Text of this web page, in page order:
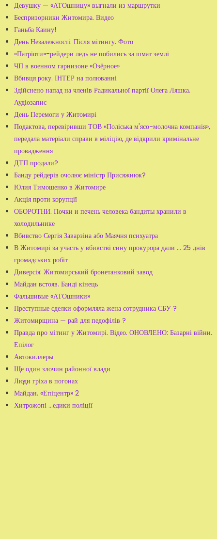
Девушку — «АТОшницу» выгнали из маршрутки
Беспризорники Житомира. Видео
Ганьба Каину!
День Незалежності. Після мітингу. Фото
«Патріоти»-рейдери ледь не побились за шмат землі
ЧП в военном гарнизоне «Озёрное»
Вбивця року. ІНТЕР на полюванні
Здійснено напад на членів Радикальної партії Олега Ляшка.
Аудіозапис
День Перемоги у Житомирі
Подактова, перевіривши ТОВ «Поліська м'ясо-молочна компанія»,
передала матеріали справи в міліцію, де відкрили кримінальне
провадження
ДТП продали?
Банду рейдерів очолює міністр Присяжнюк?
Юлия Тимошенко в Житомире
Акція проти корупції
ОБОРОТНИ. Почки и печень человека бандиты хранили в
холодильнике
Вбивство Сергія Заварзіна або Маячня психуатра
В Житомирі за участь у вбивстві сину прокурора дали ... 25 днів
громадських робіт
Диверсія: Житомирський бронетанковий завод
Майдан встояв. Банді кінець
Фальшивые «АТОшники»
Преступные сделки оформляла жена сотрудника СБУ ?
Житомирщина — рай для педофілів ?
Правда про мітинг у Житомирі. Відео. ОНОВЛЕНО: Базарні війни.
Епілог
Автокиллеры
Ще один злочин районної влади
Люди гріха в погонах
Майдан. «Епіцентр» 2
Хитрожопі …едики поліції